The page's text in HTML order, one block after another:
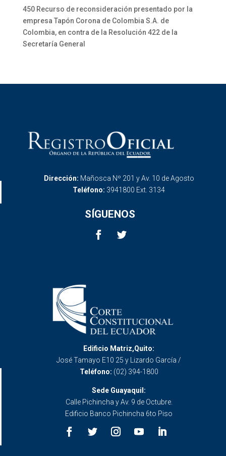
450 Recurso de reconsideración presentado por la
empresa Tapón Corona de Colombia S.A. de
Colombia, en contra de la Resolución 422 de la
Secretaría General
Dirección: Mañosca Nº 201 y Av. 10 de Agosto
Teléfono: 3941800 Ext. 3134
SÍGUENOS
Edificio Matriz,Quito:
José Tamayo E10 25 y Lizardo García /
Teléfono: (02) 394-1800
Sede Guayaquil:
Calle Pichincha y Av. 9 de Octubre.
Edificio Banco Pichincha 6to Piso